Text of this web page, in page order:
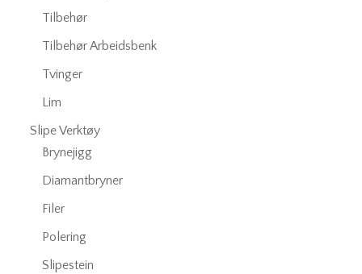
Tilbehør
Tilbehør Arbeidsbenk
Tvinger
Lim
Slipe Verktøy
Brynejigg
Diamantbryner
Filer
Polering
Slipestein